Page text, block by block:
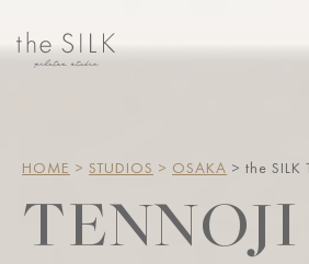
HOME > STUDIOS > OSAKA > the SILK